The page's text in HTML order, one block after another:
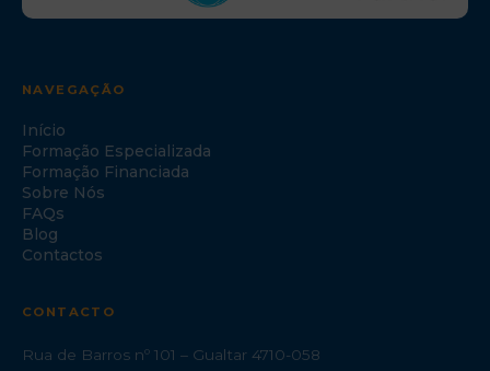
NAVEGAÇÃO
Início
Formação Especializada
Formação Financiada
Sobre Nós
FAQs
Blog
Contactos
CONTACTO
Rua de Barros nº 101 – Gualtar 4710-058